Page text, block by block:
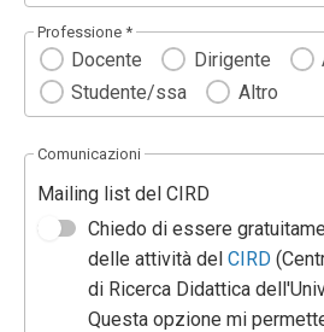
Professione *
Docente Dirigente
Studente/ssa
Altro
Comunicazioni
Mailing list del CIRD
Chiedo di essere
delle attività delCIRD
di Ricerca Didattica
Questa opzione mi